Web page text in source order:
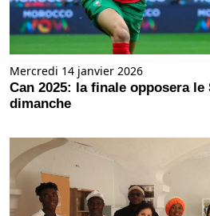
Mercredi 14 janvier 2026
Can 2025: la finale opposera le
dimanche